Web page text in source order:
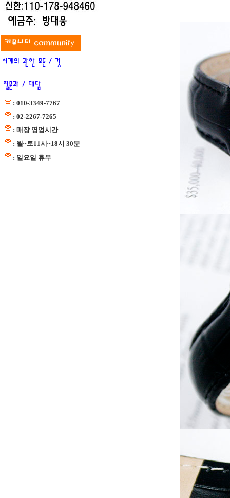
: 010-3349-7767
: 02-2267-7265
: 매장 영업시간
: 월~토11시~18시 30분
: 일요일 휴무